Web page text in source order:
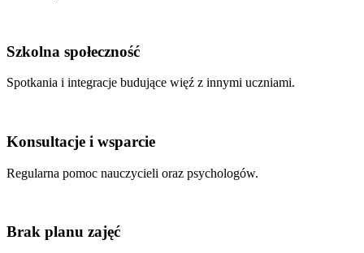
Szkolna społeczność
Spotkania i integracje budujące więź z innymi uczniami.
Konsultacje i wsparcie
Regularna pomoc nauczycieli oraz psychologów.
Brak planu zajęć